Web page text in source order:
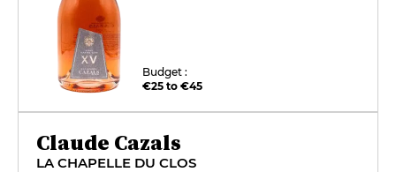
Budget :
€25 to €45
Claude Cazals
LA CHAPELLE DU CLOS